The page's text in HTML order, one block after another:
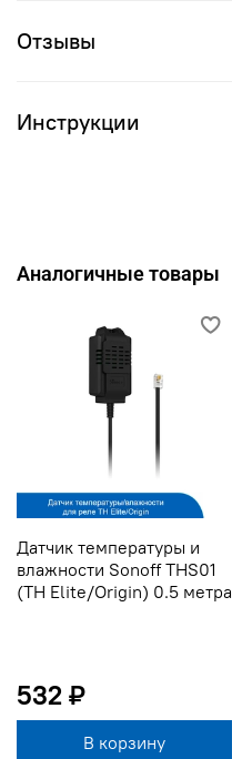
Отзывы
Инструкции
Аналогичные товары
Датчик температуры и
влажности Sonoff THS01
(TH Elite/Origin) 0.5 метра
532 ₽
В корзину